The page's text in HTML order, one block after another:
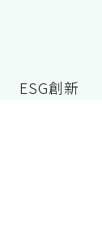
ESG創新